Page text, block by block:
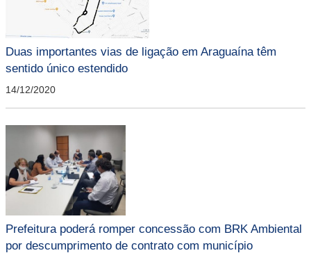
Duas importantes vias de ligação em Araguaína têm
sentido único estendido
14/12/2020
Prefeitura poderá romper concessão com BRK Ambiental
por descumprimento de contrato com município